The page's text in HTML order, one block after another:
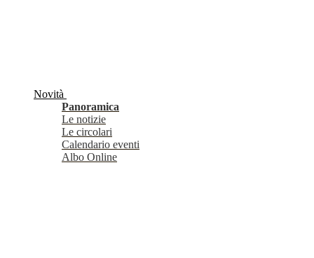
Novità
Panoramica
Le notizie
Le circolari
Calendario eventi
Albo Online